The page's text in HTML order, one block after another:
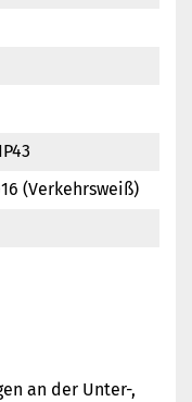
(Verkehrsweiß)
an der Unter-,